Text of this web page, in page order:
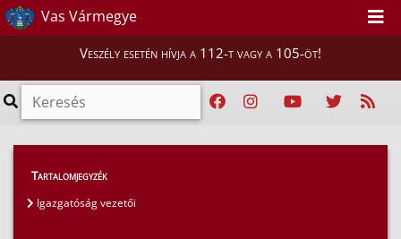
Vas Vármegye
Veszély esetén hívja a 112-t vagy a 105-öt!
Magunkról
Igazgatóság vezetői
Tartalomjegyzék
Igazgatóság vezetői